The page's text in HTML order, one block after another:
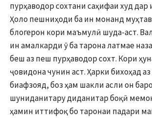
пурҳаводор сохтани саҳифаи худ дар
Ҳоло пешниҳоди ба ин монанд
блогерон кори маъмулӣ шуда-аст.
ин амалкарди ӯ ба тарона латмае
беш аз пеш пурҳаводор сохт. Кори
ҷовидона чунин аст. Ҳарки бихоҳад
биафзояд, боз ҳам шакли асли он
шуниданитару диданитар боқӣ
ҳамин иттифоқ бо таронаи падари